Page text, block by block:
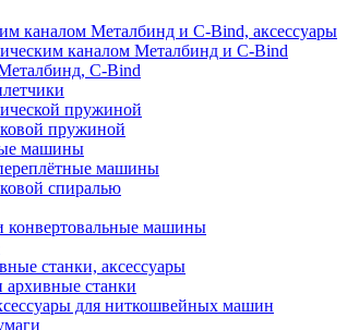
каналом Металбинд и C-Bind, аксессуары
каналом Металбинд и C-Bind
C-Bind
пружиной
пружиной
машины
машины
спиралью
конвертовальные машины
станки, аксессуары
станки
для ниткошвейных машин